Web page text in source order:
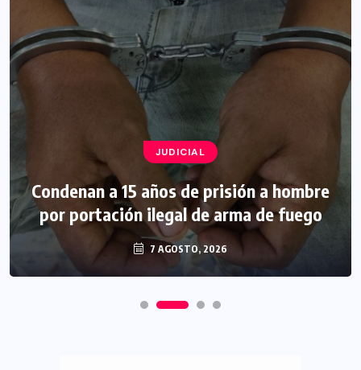
JUDICIAL
Condenan a 15 años de prisión a hombre
por portación ilegal de arma de fuego
7 AGOSTO, 2026